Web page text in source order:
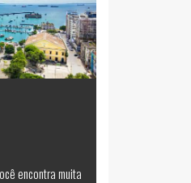
encontra muita